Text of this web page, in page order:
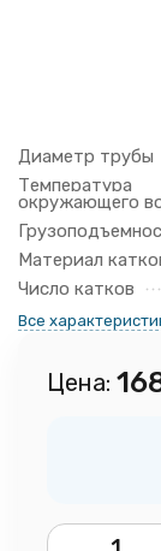
Диаметр трубы
Температура
окружающего
Материал
Число катков
Все
Цена: